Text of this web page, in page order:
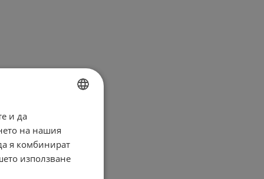
ENGLISH
и да
на нашия
я комбинират
използване